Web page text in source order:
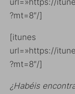
url=»https://
?mt=8″/]
[itunes
url=»https://
?mt=8″/]
¿Habéis